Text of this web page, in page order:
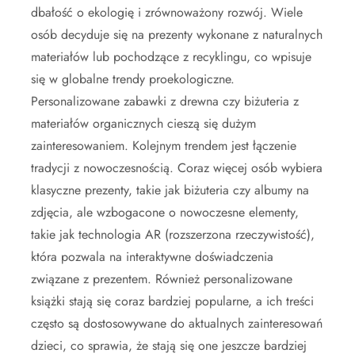
dbałość o ekologię i zrównoważony rozwój. Wiele
osób decyduje się na prezenty wykonane z naturalnych
materiałów lub pochodzące z recyklingu, co wpisuje
się w globalne trendy proekologiczne.
Personalizowane zabawki z drewna czy biżuteria z
materiałów organicznych cieszą się dużym
zainteresowaniem. Kolejnym trendem jest łączenie
tradycji z nowoczesnością. Coraz więcej osób wybiera
klasyczne prezenty, takie jak biżuteria czy albumy na
zdjęcia, ale wzbogacone o nowoczesne elementy,
takie jak technologia AR (rozszerzona rzeczywistość),
która pozwala na interaktywne doświadczenia
związane z prezentem. Również personalizowane
książki stają się coraz bardziej popularne, a ich treści
często są dostosowywane do aktualnych zainteresowań
dzieci, co sprawia, że stają się one jeszcze bardziej